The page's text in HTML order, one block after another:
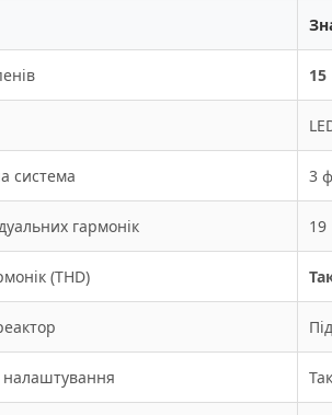
15
система 3
гармонік 19
(THD)
Так